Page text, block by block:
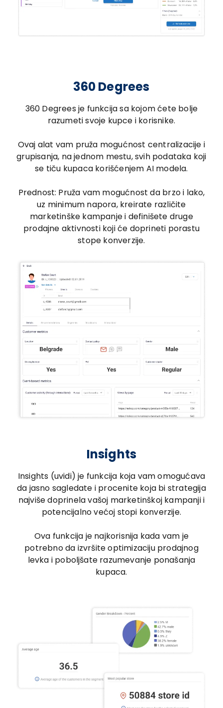
360 Degrees
360 Degrees je funkcija sa kojom ćete bolje
razumeti svoje kupce i korisnike.
Ovaj alat vam pruža mogućnost centralizacije i
grupisanja, na jednom mestu, svih podataka koji
se tiču kupaca korišćenjem AI modela.
Prednost: Pruža vam mogućnost da brzo i lako,
uz minimum napora, kreirate različite
marketinške kampanje i definišete druge
prodajne aktivnosti koji će doprineti porastu
stope konverzije.
Insights
Insights (uvidi) je funkcija koja vam omogućava
da jasno sagledate i procenite koja bi strategija
najviše doprinela vašoj marketinškoj kampanji i
potencijalno većoj stopi konverzije.
Ova funkcija je najkorisnija kada vam je
potrebno da izvršite optimizaciju prodajnog
levka i poboljšate razumevanje ponašanja
kupaca.